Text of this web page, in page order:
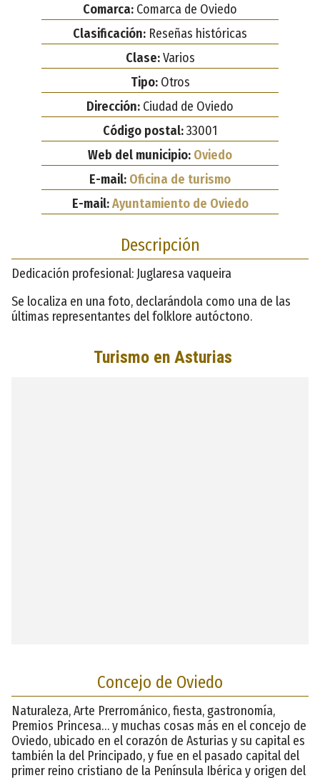
Comarca: Comarca de Oviedo
Clasificación: Reseñas históricas
Clase:Varios
Tipo:Otros
Dirección: Ciudad de Oviedo
Código postal:33001
Web del municipio: Oviedo
E-mail: Oficina de turismo
E-mail:Ayuntamiento de Oviedo
Descripción
Dedicación profesional: Juglaresa vaqueira
Se localiza en una foto, declarándola como una de las
últimas representantes del folklore autóctono.
Concejo de Oviedo
Naturaleza, Arte Prerrománico, fiesta, gastronomía,
Premios Princesa… y muchas cosas más en el concejo de
Oviedo, ubicado en el corazón de Asturias y su capital es
también la del Principado, y fue en el pasado capital del
primer reino cristiano de la Península Ibérica y origen del